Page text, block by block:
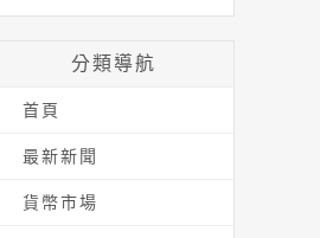
字:
分類導航
首頁
最新新聞
貨幣市場